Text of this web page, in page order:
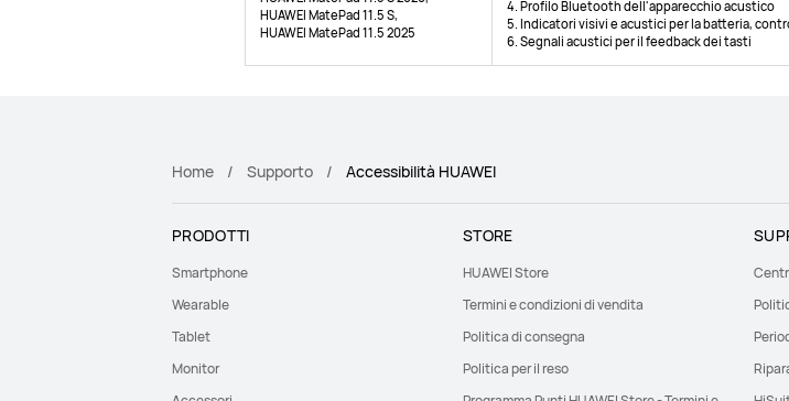
HUAWEI MatePad 11.5 S,
HUAWEI MatePad 11.5 2025
4. Profilo Bluetooth dell'apparecchio acustico
5. Indicatori visivi e acustici per la batteria,
6. Segnali acustici per il feedback dei tasti
Home Supporto Accessibilità HUAWEI
PRODOTTI
Smartphone
Wearable
Tablet
Monitor
STORE
HUAWEI Store
Termini e condizioni di vendita
Politica di consegna
Politica per il reso